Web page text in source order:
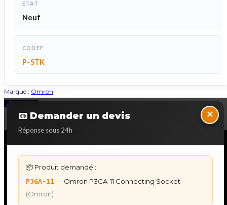
ETAT
Neuf
CODEF
P-STK
Marque : Omron
📧 Demander un devis
Réponse sous 24h
×
📦 Produit demandé :
P3GA-11 — Omron P3GA-11 Connecting Socket
(Omron)
Back to Top
DÉPANNAGE AUTOMATES
Dépannage Schneider Modicon